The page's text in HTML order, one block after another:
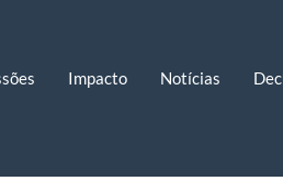
Impacto Notícias